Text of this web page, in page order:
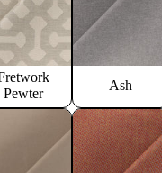
Pewter
Ash